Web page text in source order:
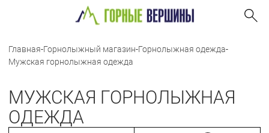
Главная-Горнолыжный магазин-Горнолыжная одежда-
Мужская горнолыжная одежда
МУЖСКАЯ ГОРНОЛЫЖНАЯ
ОДЕЖДА